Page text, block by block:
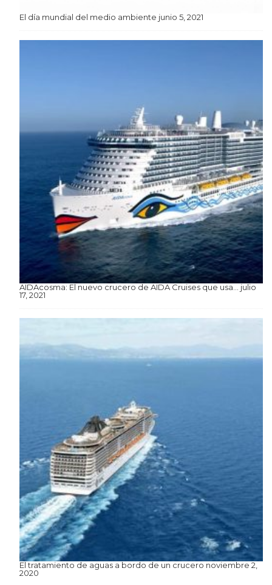
El día mundial del medio ambiente junio 5, 2021
AIDAcosma: El nuevo crucero de AIDA Cruises que usa…
julio
17, 2021
El tratamiento de aguas a bordo de un cruceronoviembre 2,
2020